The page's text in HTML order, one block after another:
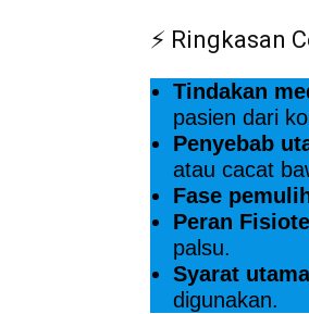
⚡ Ringkasan
Tindakan
pasien dari
Penyebab
atau cacat
Fase
Peran
palsu.
Syarat
digunakan.